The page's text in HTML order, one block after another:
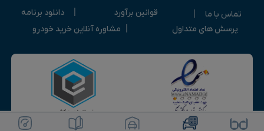
ویرایش خودرو ثبت آگهی رایگان
تماس با ما قوانین برآورد
دانلود برنامه
پرسش های متداول
مشاوره آنلاین خرید خودرو